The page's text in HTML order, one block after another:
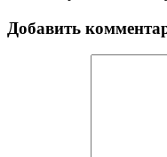
Добавить